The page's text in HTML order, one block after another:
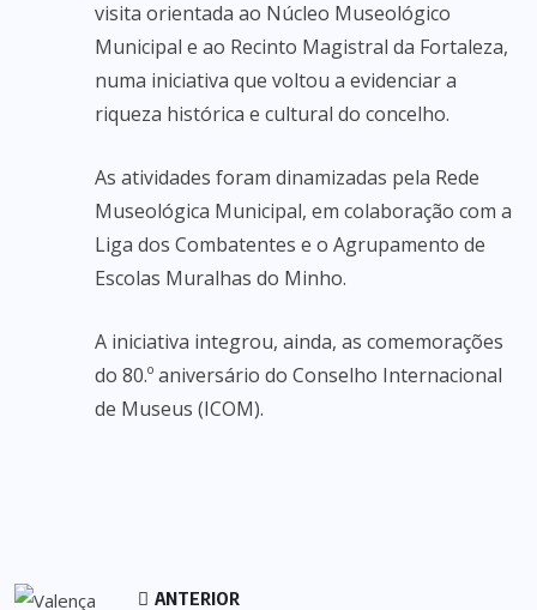
visita orientada ao Núcleo Museológico
Municipal e ao Recinto Magistral da Fortaleza,
numa iniciativa que voltou a evidenciar a
riqueza histórica e cultural do concelho.
As atividades foram dinamizadas pela Rede
Museológica Municipal, em colaboração com a
Liga dos Combatentes e o Agrupamento de
Escolas Muralhas do Minho.
A iniciativa integrou, ainda, as comemorações
do 80.º aniversário do Conselho Internacional
de Museus (ICOM).
ANTERIOR